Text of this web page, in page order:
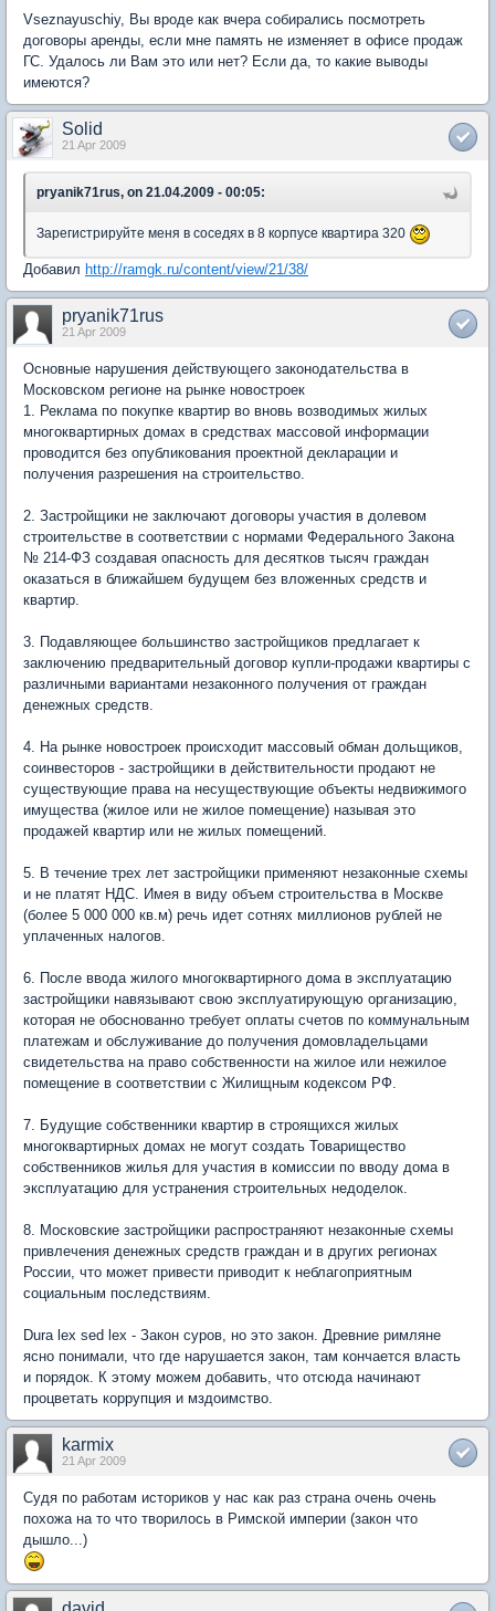
Vseznayuschiy, Вы вроде как вчера собирались посмотреть
договоры аренды, если мне память не изменяет в офисе продаж
ГС. Удалось ли Вам это или нет? Если да, то какие выводы
имеются?
Solid
21 Apr 2009
pryanik71rus, on 21.04.2009 - 00:05:
Зарегистрируйте меня в соседях в 8 корпусе квартира 320
Добавил http://ramgk.ru/content/view/21/38/
pryanik71rus
21 Apr 2009
Основные нарушения действующего законодательства в
Московском регионе на рынке новостроек
1. Реклама по покупке квартир во вновь возводимых жилых
многоквартирных домах в средствах массовой информации
проводится без опубликования проектной декларации и
получения разрешения на строительство.
2. Застройщики не заключают договоры участия в долевом
строительстве в соответствии с нормами Федерального Закона
№ 214-ФЗ создавая опасность для десятков тысяч граждан
оказаться в ближайшем будущем без вложенных средств и
квартир.
3. Подавляющее большинство застройщиков предлагает к
заключению предварительный договор купли-продажи квартиры с
различными вариантами незаконного получения от граждан
денежных средств.
4. На рынке новостроек происходит массовый обман дольщиков,
соинвесторов - застройщики в действительности продают не
существующие права на несуществующие объекты недвижимого
имущества (жилое или не жилое помещение) называя это
продажей квартир или не жилых помещений.
5. В течение трех лет застройщики применяют незаконные схемы
и не платят НДС. Имея в виду объем строительства в Москве
(более 5 000 000 кв.м) речь идет сотнях миллионов рублей не
уплаченных налогов.
6. После ввода жилого многоквартирного дома в эксплуатацию
застройщики навязывают свою эксплуатирующую организацию,
которая не обоснованно требует оплаты счетов по коммунальным
платежам и обслуживание до получения домовладельцами
свидетельства на право собственности на жилое или нежилое
помещение в соответствии с Жилищным кодексом РФ.
7. Будущие собственники квартир в строящихся жилых
многоквартирных домах не могут создать Товарищество
собственников жилья для участия в комиссии по вводу дома в
эксплуатацию для устранения строительных недоделок.
8. Московские застройщики распространяют незаконные схемы
привлечения денежных средств граждан и в других регионах
России, что может привести приводит к неблагоприятным
социальным последствиям.
Dura lex sed lex - Закон суров, но это закон. Древние римляне
ясно понимали, что где нарушается закон, там кончается власть
и порядок. К этому можем добавить, что отсюда начинают
процветать коррупция и мздоимство.
karmix
21 Apr 2009
Судя по работам историков у нас как раз страна очень очень
похожа на то что творилось в Римской империи (закон что
дышло...)